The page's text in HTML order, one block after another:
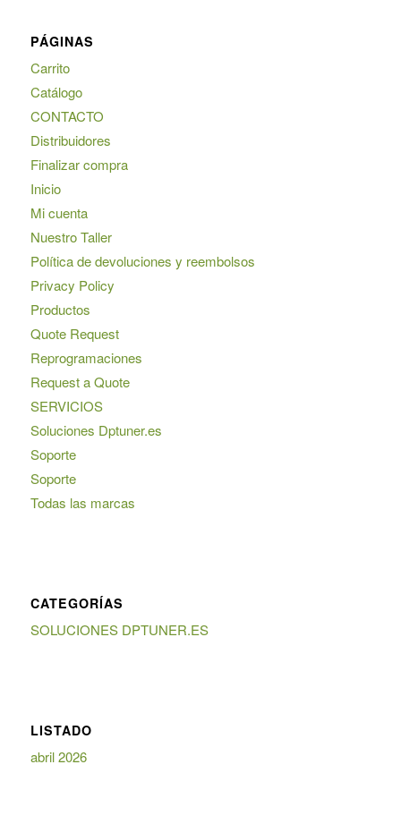
PÁGINAS
Carrito
Catálogo
CONTACTO
Distribuidores
Finalizar compra
Inicio
Mi cuenta
Nuestro Taller
Política de devoluciones y reembolsos
Privacy Policy
Productos
Quote Request
Reprogramaciones
Request a Quote
SERVICIOS
Soluciones Dptuner.es
Soporte
Soporte
Todas las marcas
CATEGORÍAS
SOLUCIONES DPTUNER.ES
LISTADO
abril 2026